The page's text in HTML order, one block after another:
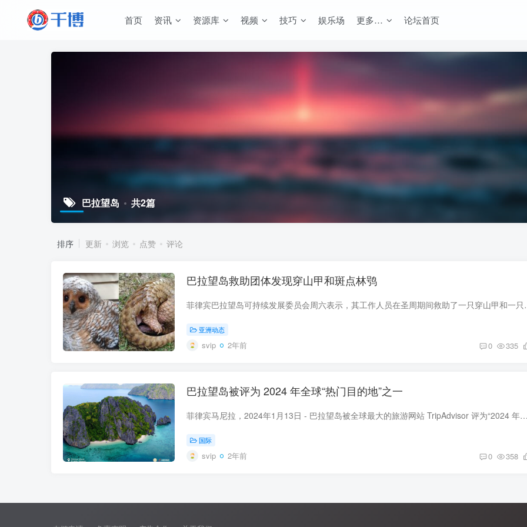
首页 资讯 资源库 视频 技巧 娱乐场 更多… 论坛首页
巴拉望岛 共2篇
排序 更新 浏览 点赞 评论
巴拉望岛救助团体发现穿山甲和斑点林鸮
菲律宾巴拉望岛可持续发展委员会周六表
亚洲动态
svip 2年前 0 335
巴拉望岛被评为 2024 年全球“热门目的地”之一
菲律宾马尼拉，2024年1月13日 - 巴拉望岛被全球最大的旅游网站 TripAdvisor 评为“2024 年全球热门目的地”之一。 巴拉望岛在 2023 年连续获得全球认可，其中包括被评为世界上最令人向往的冒险...
国际
svip 2年前 0 358